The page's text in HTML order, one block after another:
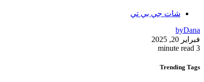
شات جي بي تي
byDana
فبراير 20, 2025
3 minute read
Trending Tags